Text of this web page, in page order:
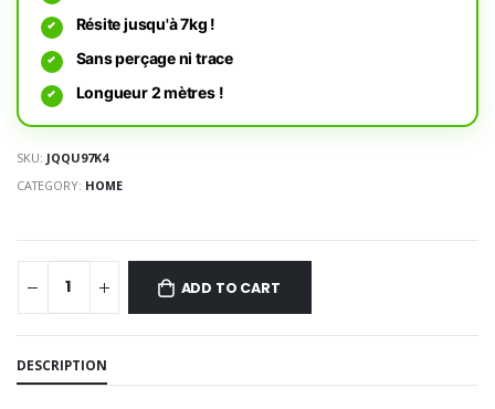
Résite jusqu'à 7kg !
Sans perçage ni trace
Longueur 2 mètres !
SKU: JQQU97K4
CATEGORY: HOME
ADD TO CART
DESCRIPTION